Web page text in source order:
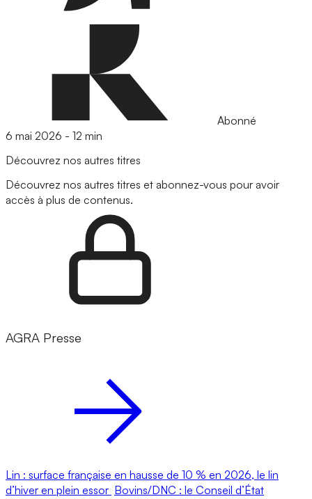
Abonné
6 mai 2026 - 12 min
Découvrez nos autres titres
Découvrez nos autres titres et abonnez-vous pour avoir
accès à plus de contenus.
AGRA Presse
Lin : surface française en hausse de 10 % en 2026, le lin
d’hiver en plein essor Bovins/DNC : le Conseil d’État